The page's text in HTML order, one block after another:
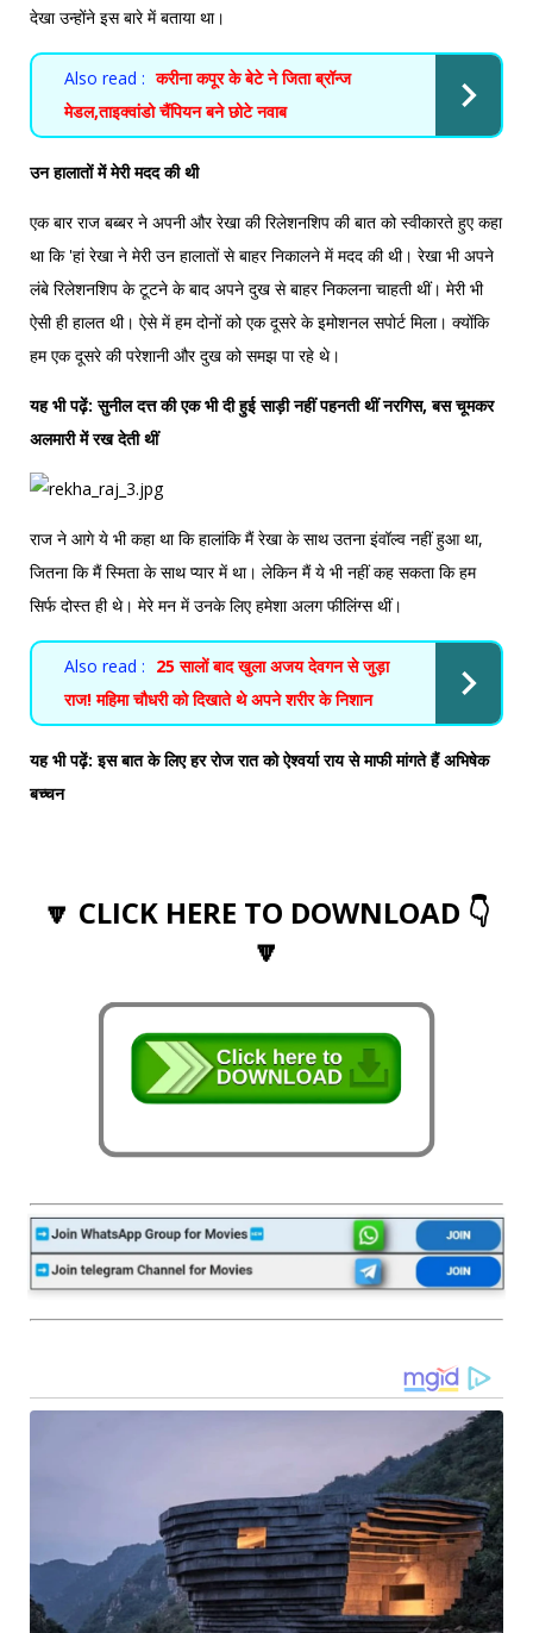
देखा उन्होंने इस बारे में बताया था।
Also read : करीना कपूर के बेटे ने जिता ब्रॉन्ज
मेडल,ताइक्वांडो चैंपियन बने छोटे नवाब
उन हालातों में मेरी मदद की थी
एक बार राज बब्बर ने अपनी और रेखा की रिलेशनशिप की बात को स्वीकारते हुए कहा
था कि 'हां रेखा ने मेरी उन हालातों से बाहर निकालने में मदद की थी। रेखा भी अपने
लंबे रिलेशनशिप के टूटने के बाद अपने दुख से बाहर निकलना चाहती थीं। मेरी भी
ऐसी ही हालत थी। ऐसे में हम दोनों को एक दूसरे के इमोशनल सपोर्ट मिला। क्योंकि
हम एक दूसरे की परेशानी और दुख को समझ पा रहे थे।
यह भी पढ़ें:सुनील दत्त की एक भी दी हुई साड़ी नहीं पहनती थीं नरगिस, बस चूमकर
अलमारी में रख देती थीं
राज ने आगे ये भी कहा था कि हालांकि मैं रेखा के साथ उतना इंवॉल्व नहीं हुआ था,
जितना कि मैं स्मिता के साथ प्यार में था। लेकिन मैं ये भी नहीं कह सकता कि हम
सिर्फ दोस्त ही थे। मेरे मन में उनके लिए हमेशा अलग फीलिंग्स थीं।
Also read : 25 सालों बाद खुला अजय देवगन से जुड़ा
राज! महिमा चौधरी को दिखाते थे अपने शरीर के निशान
यह भी पढ़ें:इस बात के लिए हर रोज रात को ऐश्वर्या राय से माफी मांगते हैं अभिषेक
बच्चन
🔽 CLICK HERE TO DOWNLOAD 👇
🔽